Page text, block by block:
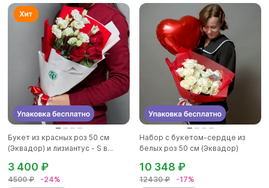
Букет из красных роз 50 см
(Эквадор) и лизиантус - S в...
4500 ₽ -24%
3 400 ₽
Набор с букетом-сердце из
белых роз 50 см (Эквадор)
12430 ₽ -17%
10 348 ₽